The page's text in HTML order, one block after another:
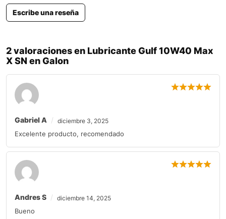
Escribe una reseña
2 valoraciones en Lubricante Gulf 10W40 Max
X SN en Galon
Gabriel A diciembre 3, 2025
Excelente producto, recomendado
Andres S diciembre 14, 2025
Bueno